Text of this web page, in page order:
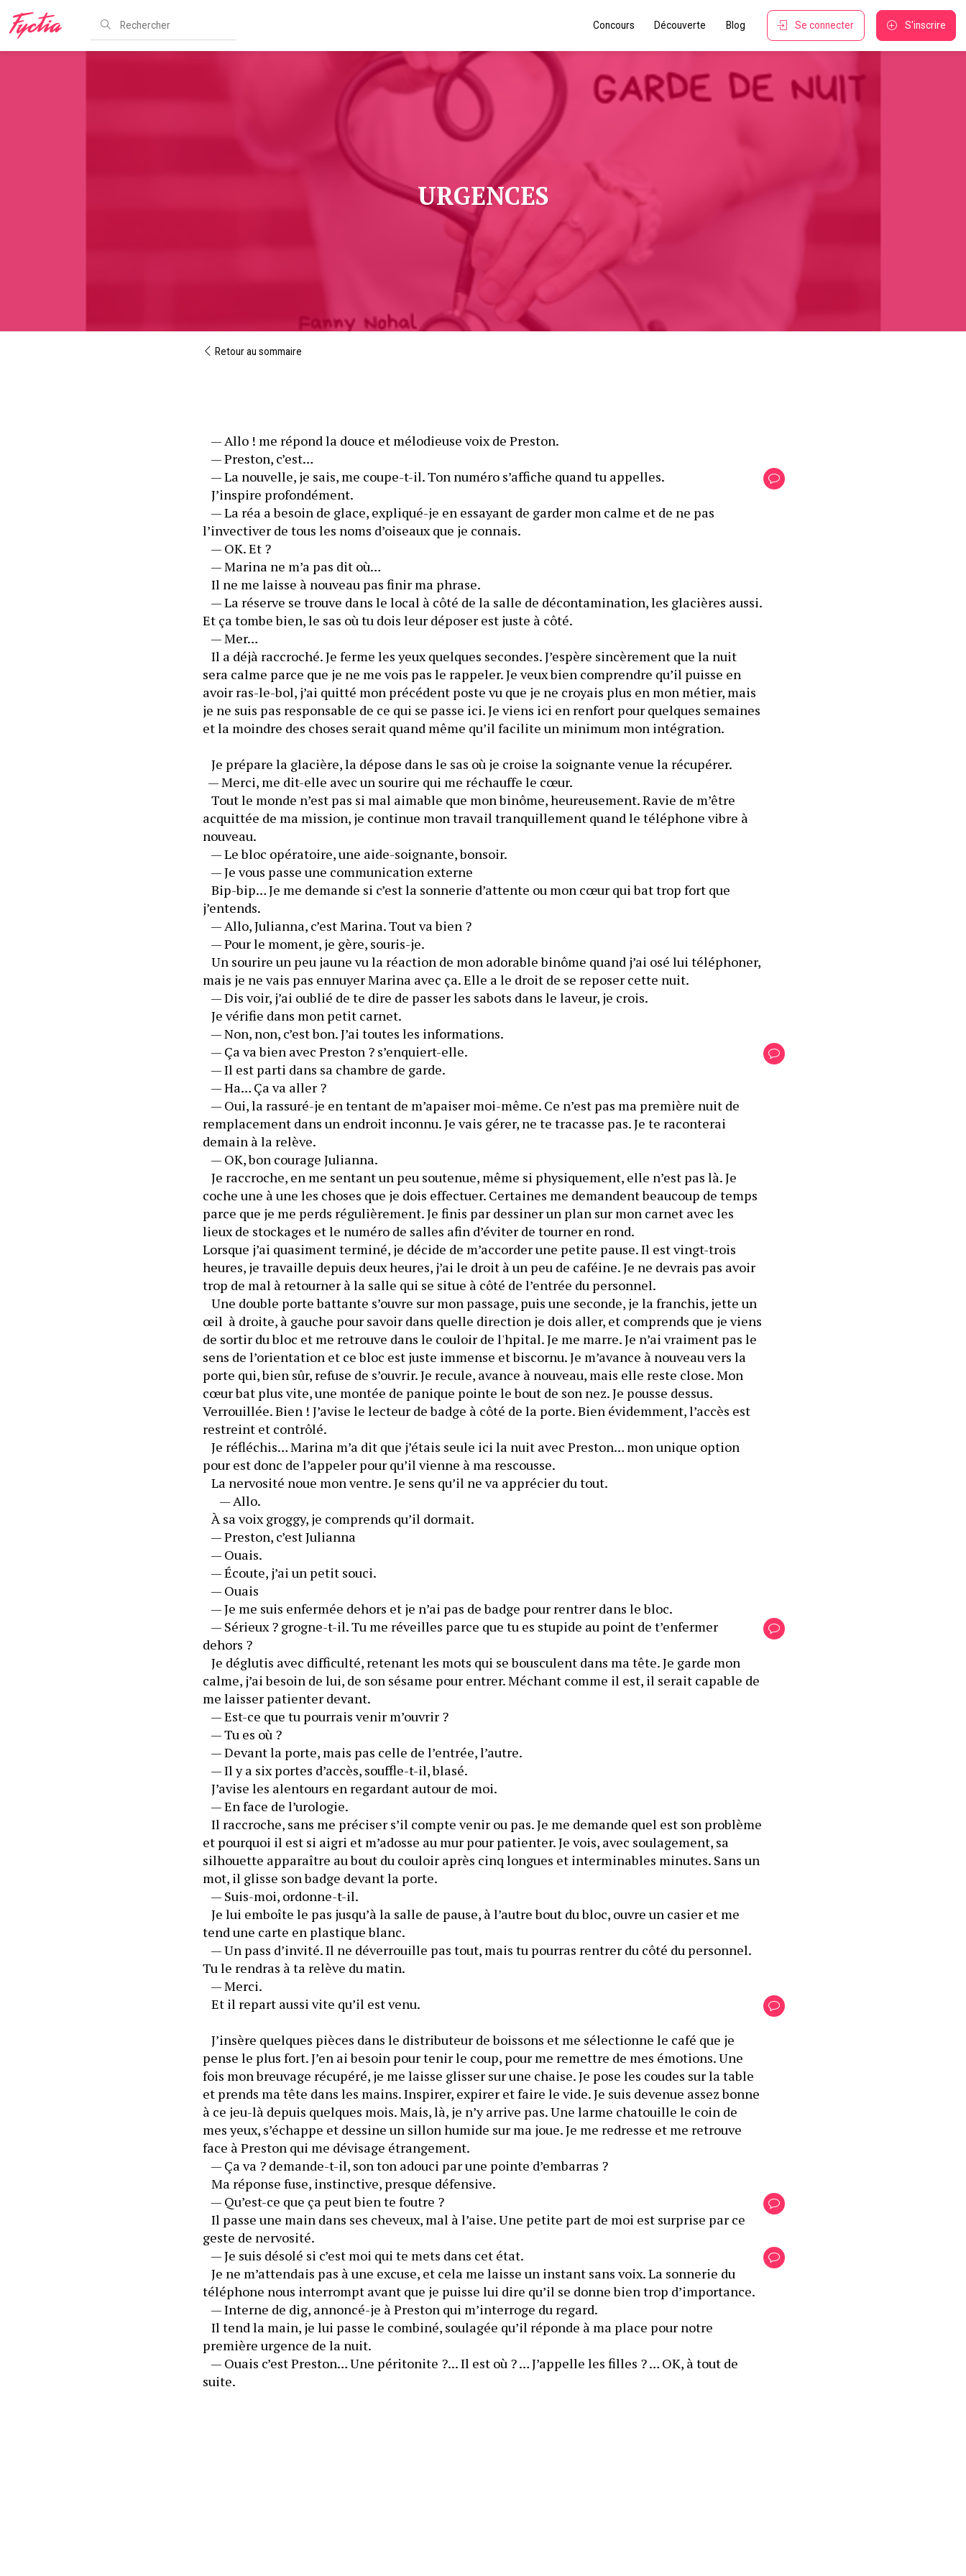
Concours Découverte Blog S'inscrire
Se connecter
URGENCES
Retour au sommaire
   — Allo ! me répond la douce et mélodieuse voix de Preston.
   — Preston, c’est…
   — La nouvelle, je sais, me coupe-t-il. Ton numéro s’affiche quand tu appelles.
   J’inspire profondément.
   — La réa a besoin de glace, expliqué-je en essayant de garder mon calme et de ne pas
l’invectiver de tous les noms d’oiseaux que je connais.
   — OK. Et ?
   — Marina ne m’a pas dit où…
   Il ne me laisse à nouveau pas finir ma phrase.
   — La réserve se trouve dans le local à côté de la salle de décontamination, les glacières aussi.
Et ça tombe bien, le sas où tu dois leur déposer est juste à côté.
   — Mer…
   Il a déjà raccroché. Je ferme les yeux quelques secondes. J’espère sincèrement que la nuit
sera calme parce que je ne me vois pas le rappeler. Je veux bien comprendre qu’il puisse en
avoir ras-le-bol, j’ai quitté mon précédent poste vu que je ne croyais plus en mon métier, mais
je ne suis pas responsable de ce qui se passe ici. Je viens ici en renfort pour quelques semaines
et la moindre des choses serait quand même qu’il facilite un minimum mon intégration.
  — Merci, me dit-elle avec un sourire qui me réchauffe le cœur.
   Tout le monde n’est pas si mal aimable que mon binôme, heureusement. Ravie de m’être
acquittée de ma mission, je continue mon travail tranquillement quand le téléphone vibre à
   — Le bloc opératoire, une aide-soignante, bonsoir.
   — Je vous passe une communication externe
   Bip-bip… Je me demande si c’est la sonnerie d’attente ou mon cœur qui bat trop fort que
j’entends.
   — Allo, Julianna, c’est Marina. Tout va bien ?
   — Pour le moment, je gère, souris-je.
   Un sourire un peu jaune vu la réaction de mon adorable binôme quand j’ai osé lui téléphoner,
mais je ne vais pas ennuyer Marina avec ça. Elle a le droit de se reposer cette nuit.
   — Dis voir, j’ai oublié de te dire de passer les sabots dans le laveur, je crois.
   Je vérifie dans mon petit carnet.
   — Non, non, c’est bon. J’ai toutes les informations.
   — Ça va bien avec Preston ? s’enquiert-elle.
   — Il est parti dans sa chambre de garde.
   — Ha… Ça va aller ?
   — Oui, la rassuré-je en tentant de m’apaiser moi-même. Ce n’est pas ma première nuit de
remplacement dans un endroit inconnu. Je vais gérer, ne te tracasse pas. Je te raconterai
demain à la relève.
   — OK, bon courage Julianna.
   Je raccroche, en me sentant un peu soutenue, même si physiquement, elle n’est pas là. Je
coche une à une les choses que je dois effectuer. Certaines me demandent beaucoup de temps
parce que je me perds régulièrement. Je finis par dessiner un plan sur mon carnet avec les
lieux de stockages et le numéro de salles afin d’éviter de tourner en rond.
Lorsque j’ai quasiment terminé, je décide de m’accorder une petite pause. Il est vingt-trois
heures, je travaille depuis deux heures, j’ai le droit à un peu de caféine. Je ne devrais pas avoir
   Une double porte battante s’ouvre sur mon passage, puis une seconde, je la franchis, jette un
œil  à droite, à gauche pour savoir dans quelle direction je dois aller, et comprends que je viens
de sortir du bloc et me retrouve dans le couloir de l'hpital. Je me marre. Je n’ai vraiment pas le
sens de l’orientation et ce bloc est juste immense et biscornu. Je m’avance à nouveau vers la
porte qui, bien sûr, refuse de s’ouvrir. Je recule, avance à nouveau, mais elle reste close. Mon
cœur bat plus vite, une montée de panique pointe le bout de son nez. Je pousse dessus.
Verrouillée. Bien ! J’avise le lecteur de badge à côté de la porte. Bien évidemment, l’accès est
   Je réfléchis… Marina m’a dit que j’étais seule ici la nuit avec Preston… mon unique option
pour est donc de l’appeler pour qu’il vienne à ma rescousse.
   La nervosité noue mon ventre. Je sens qu’il ne va apprécier du tout.
      — Allo.
   À sa voix groggy, je comprends qu’il dormait.
   — Preston, c’est Julianna
   — Ouais.
   — Écoute, j’ai un petit souci.
   — Ouais
   — Je me suis enfermée dehors et je n’ai pas de badge pour rentrer dans le bloc.
   — Sérieux ? grogne-t-il. Tu me réveilles parce que tu es stupide au point de t’enfermer
dehors ?
   Je déglutis avec difficulté, retenant les mots qui se bousculent dans ma tête. Je garde mon
calme, j’ai besoin de lui, de son sésame pour entrer. Méchant comme il est, il serait capable de
me laisser patienter devant.
   — Est-ce que tu pourrais venir m’ouvrir ?
   — Tu es où ?
   — Devant la porte, mais pas celle de l’entrée, l’autre.
   — En face de l’urologie.
   Il raccroche, sans me préciser s’il compte venir ou pas. Je me demande quel est son problème
et pourquoi il est si aigri et m’adosse au mur pour patienter. Je vois, avec soulagement, sa
silhouette apparaître au bout du couloir après cinq longues et interminables minutes. Sans un
   Je lui emboîte le pas jusqu’à la salle de pause, à l’autre bout du bloc, ouvre un casier et me
   — Un pass d’invité. Il ne déverrouille pas tout, mais tu pourras rentrer du côté du personnel.
Tu le rendras à ta relève du matin.
   — Merci.
   Et il repart aussi vite qu’il est venu.
   J’insère quelques pièces dans le distributeur de boissons et me sélectionne le café que je
pense le plus fort. J’en ai besoin pour tenir le coup, pour me remettre de mes émotions. Une
fois mon breuvage récupéré, je me laisse glisser sur une chaise. Je pose les coudes sur la table
et prends ma tête dans les mains. Inspirer, expirer et faire le vide. Je suis devenue assez bonne
à ce jeu-là depuis quelques mois. Mais, là, je n’y arrive pas. Une larme chatouille le coin de
mes yeux, s’échappe et dessine un sillon humide sur ma joue. Je me redresse et me retrouve
face à Preston qui me dévisage étrangement.
   — Ça va ? demande-t-il, son ton adouci par une pointe d’embarras ?
   — Qu’est-ce que ça peut bien te foutre ?
   Il passe une main dans ses cheveux, mal à l’aise. Une petite part de moi est surprise par ce
geste de nervosité.
   — Je suis désolé si c’est moi qui te mets dans cet état.
   Je ne m’attendais pas à une excuse, et cela me laisse un instant sans voix. La sonnerie du
téléphone nous interrompt avant que je puisse lui dire qu’il se donne bien trop d’importance.
   — Interne de dig, annoncé-je à Preston qui m’interroge du regard.
   Il tend la main, je lui passe le combiné, soulagée qu’il réponde à ma place pour notre
   — Ouais c’est Preston… Une péritonite ?... Il est où ? … J’appelle les filles ? … OK, à tout de
suite.